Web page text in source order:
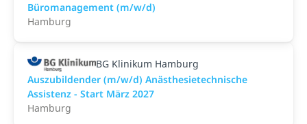
Büromanagement (m/w/d)
Hamburg
BG Klinikum Hamburg
Auszubildender (m/w/d) Anästhesietechnische
Assistenz - Start März 2027
Hamburg